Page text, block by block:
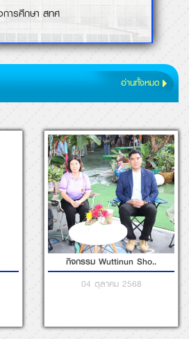
04 ตุลาคม 2568
วันเฉลิมพระชนมพรรษา ..
เนื่องในโอกาสมหามงคล วันเฉลิมพ..
12 สิงหาคม 2568